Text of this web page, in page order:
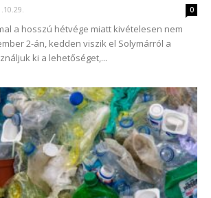
0
a hosszú hétvége miatt kivételesen nem
2-án, kedden viszik el Solymárról a
ki a lehetőséget,...